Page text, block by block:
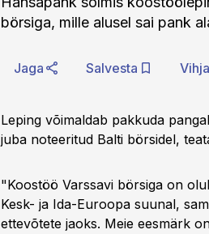
börsiga, mille alusel sai pank
Jaga Salvesta Vihja
Leping võimaldab pakkuda
juba noteeritud Balti börsidel,
"Koostöö Varssavi börsiga on
Kesk- ja Ida-Euroopa suunal,
ettevõtete jaoks. Meie eesmärk